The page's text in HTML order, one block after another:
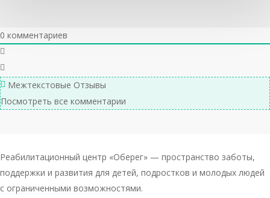
0 комментариев
Межтекстовые Отзывы
Посмотреть все комментарии
Реабилитационный центр «Оберег» — пространство заботы,
поддержки и развития для детей, подростков и молодых людей
с ограниченными возможностями.